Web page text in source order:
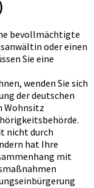
bevollmächtigte
oder einen
Sie eine
wenden Sie sich
der deutschen
Wohnsitz
nicht durch
hat Ihre
mit